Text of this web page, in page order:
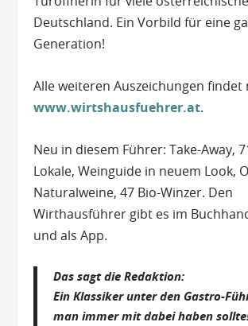
Deutschland. Ein Vorbild für eine
Generation!
Alle weiteren Auszeichungen
www.wirtshausfuehrer.at.
Neu in diesem Führer: Take-Away,
Lokale, Weinguide in neuem Look,
Naturalweine, 47 Bio-Winzer. Den
Wirthausführer gibt es im
und als App.
Das sagt die Redaktion:
Ein Klassiker unter den Gastro-
man immer mit dabei haben